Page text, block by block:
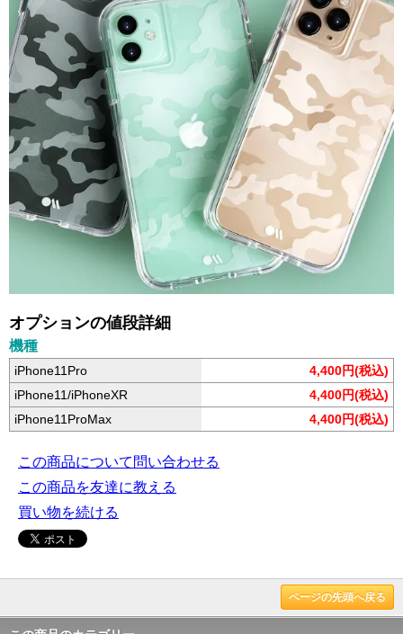
オプションの値段詳細
機種
iPhone11Pro
4,400円(税込)
iPhone11/iPhoneXR
4,400円(税込)
iPhone11ProMax
4,400円(税込)
この商品について問い合わせる
この商品を友達に教える
買い物を続ける
ページの先頭へ戻る